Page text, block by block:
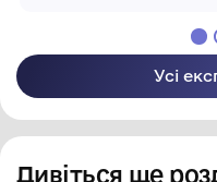
Усі
Дивіться ще